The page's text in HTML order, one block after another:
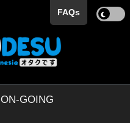
FAQs
ON-GOING